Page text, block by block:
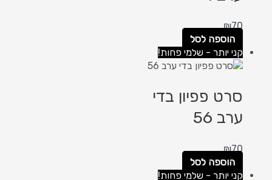
₪70
הוספה לסל
קני יותר - שלמי פחות!
סרט פפיון בדי
ערב 56
₪70
הוספה לסל
קני יותר - שלמי פחות!